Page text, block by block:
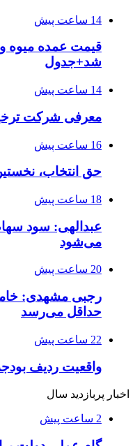
14 ساعت پیش
قیمت عمده میوه
شد+جدول
14 ساعت پیش
معرفی شرکت
16 ساعت پیش
حق انتخاب،
18 ساعت پیش
عبدالهی: سود
می‌شود
20 ساعت پیش
حداقل می‌رسد
22 ساعت پیش
واقعیت ردیف
اخبار پربازدید سال
2 ساعت پیش